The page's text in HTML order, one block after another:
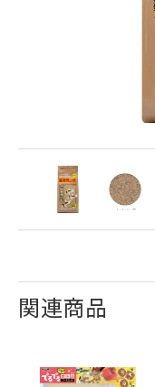
関連商品